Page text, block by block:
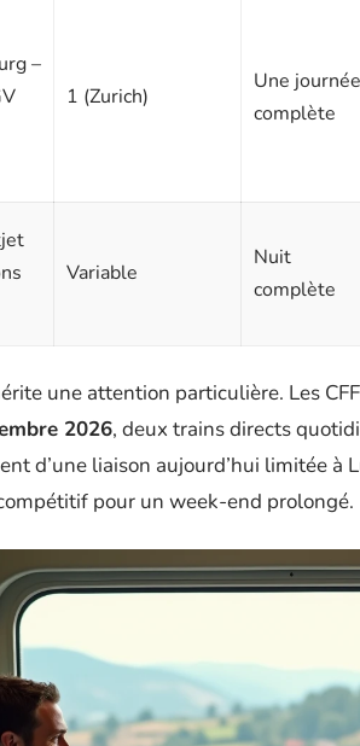
–
1 (Zurich)
Une journée
complète
Variable
Nuit
complète
une attention particulière. Les
2026, deux trains directs
d’une liaison aujourd’hui limitée à
pour un week-end prolongé.